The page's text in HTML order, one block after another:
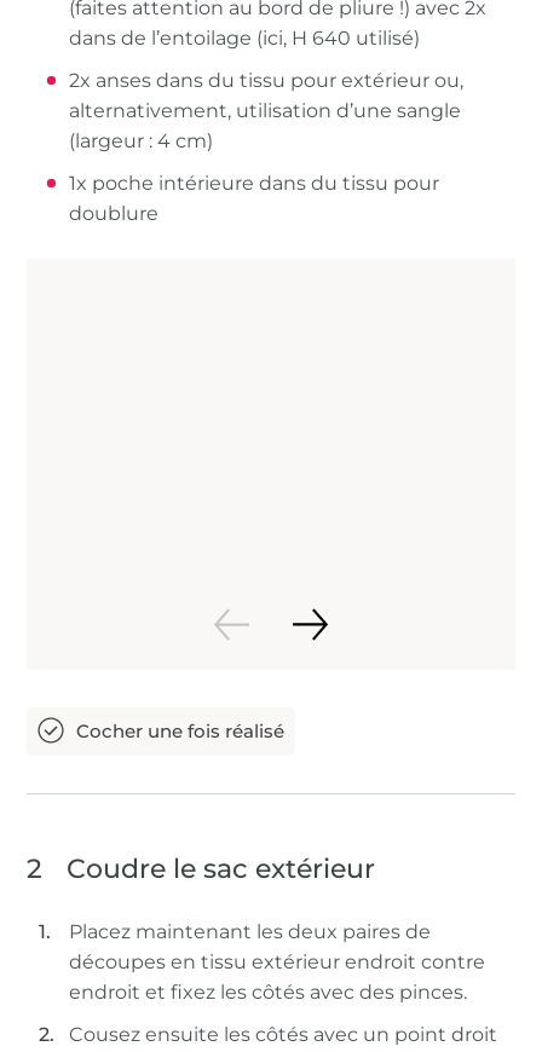
(faites attention au bord de pliure !) avec 2x
dans de l’entoilage (ici, H 640 utilisé)
2x anses dans du tissu pour extérieur ou,
alternativement, utilisation d’une sangle
(largeur : 4 cm)
1x poche intérieure dans du tissu pour
doublure
2 Coudre le sac extérieur
Placez maintenant les deux paires de
découpes en tissu extérieur endroit contre
endroit et fixez les côtés avec des pinces.
Cousez ensuite les côtés avec un point droit